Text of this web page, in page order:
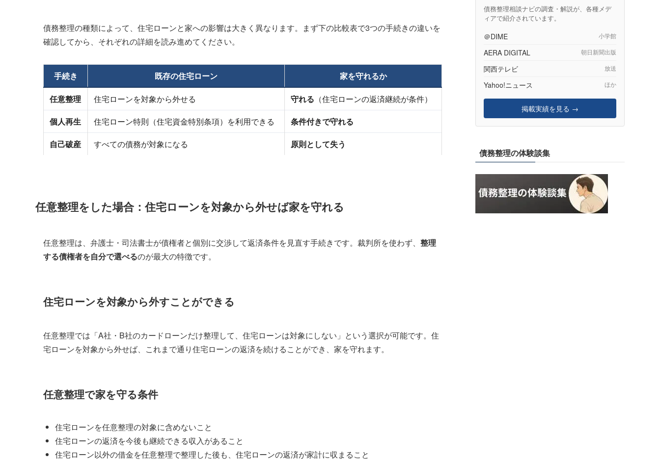
債務整理の種類によって、住宅ローンと家への影響は大きく異なります。まず下の比較表で3つの手続きの違いを
確認してから、それぞれの詳細を読み進めてください。
手続き 既存の住宅ローン 家を守れるか
任意整理 住宅ローンを対象から外せる 守れる （住宅ローンの返済継続が条件）
個人再生
住宅ローン特則（住宅資金特別条項）を利用できる
条件付きで守れる
自己破産
すべての債務が対象になる 原則として失う
任意整理をした場合：住宅ローンを対象から外せば家を守れる
任意整理は、弁護士・司法書士が債権者と個別に交渉して返済条件を見直す手続きです。裁判所を使わず、 整理
する債権者を自分で選べるのが最大の特徴です。
住宅ローンを対象から外すことができる
任意整理では「A社・B社のカードローンだけ整理して、住宅ローンは対象にしない」という選択が可能です。住
宅ローンを対象から外せば、これまで通り住宅ローンの返済を続けることができ、家を守れます。
任意整理で家を守る条件
住宅ローンを任意整理の対象に含めないこと
住宅ローンの返済を今後も継続できる収入があること
住宅ローン以外の借金を任意整理で整理した後も、住宅ローンの返済が家計に収まること
債務整理相談ナビの調査・解説が、各種メデ
ィアで紹介されています。
＠DIME 小学館
AERA DIGITAL 朝日新聞出版
関西テレビ 放送
Yahoo!ニュース ほか
掲載実績を見る →
債務整理の体験談集